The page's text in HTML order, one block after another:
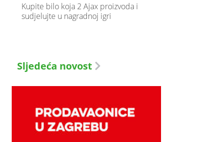
Kupite bilo koja 2 Ajax proizvoda i
sudjelujte u nagradnoj igri
Sljedeća novost